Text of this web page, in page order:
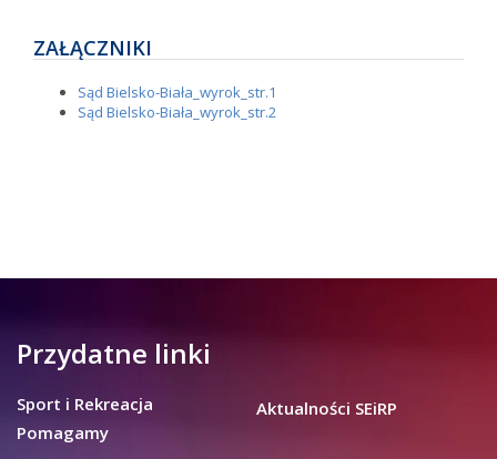
ZAŁĄCZNIKI
Sąd Bielsko-Biała_wyrok_str.1
Sąd Bielsko-Biała_wyrok_str.2
Przydatne linki
Sport i Rekreacja
Pomagamy
Aktualności SEiRP